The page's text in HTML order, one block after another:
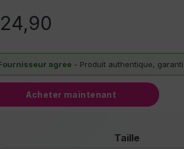
24,90
agree - Produit authentique,
Acheter maintenant
Taille